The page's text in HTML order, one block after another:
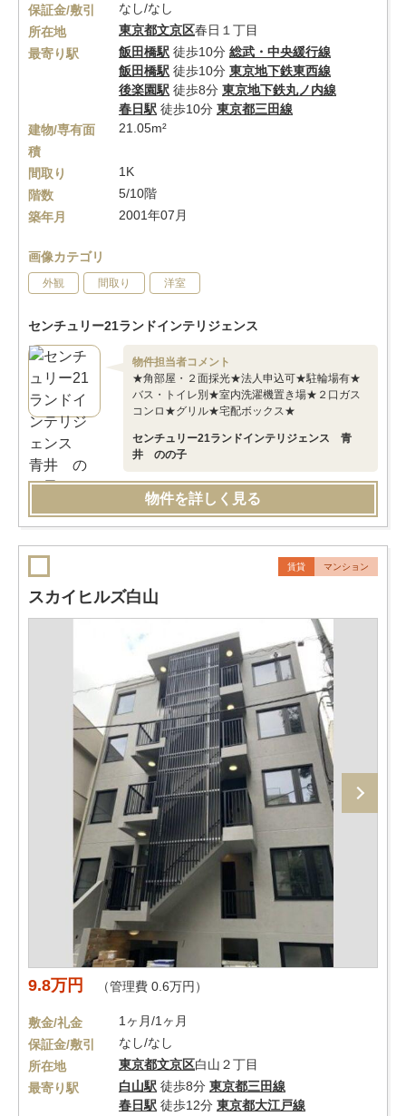
保証金/敷引
なし/なし
所在地
東京都文京区春日１丁目
最寄り駅
飯田橋駅 徒歩10分 総武・中央緩行線
飯田橋駅 徒歩10分 東京地下鉄東西線
後楽園駅 徒歩8分 東京地下鉄丸ノ内線
春日駅 徒歩10分 東京都三田線
建物/専有面
積
21.05m²
間取り
1K
階数
5/10階
築年月
2001年07月
画像カテゴリ
外観 間取り 洋室
センチュリー21ランドインテリジェンス
物件担当者コメント
★角部屋・２面採光★法人申込可★駐輪場有★
バス・トイレ別★室内洗濯機置き場★２口ガス
コンロ★グリル★宅配ボックス★
センチュリー21ランドインテリジェンス 青
井 のの子
物件を詳しく見る
賃貸 マンション
スカイヒルズ白山
9.8万円 （管理費 0.6万円）
敷金/礼金
1ヶ月/1ヶ月
保証金/敷引
なし/なし
所在地
東京都文京区白山２丁目
最寄り駅
白山駅 徒歩8分 東京都三田線
春日駅 徒歩12分 東京都大江戸線